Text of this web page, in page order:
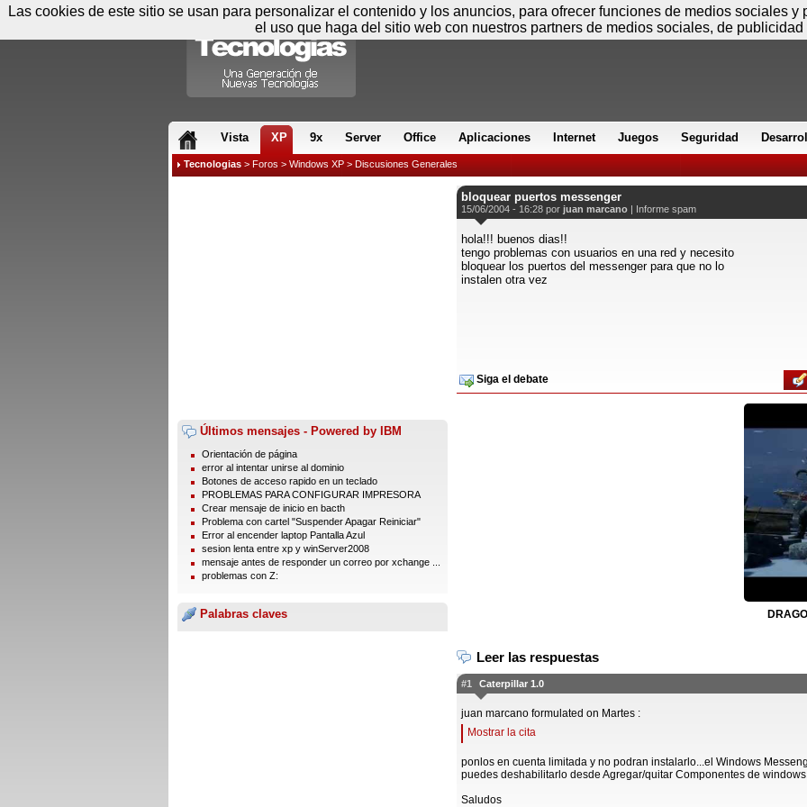
Vista XP 9x Server Office Aplicaciones Internet Juegos Seguridad
Tecnologias > Foros > Windows XP > Discusiones Generales
Últimos mensajes - Powered by IBM
Orientación de página
error al intentar unirse al dominio
Botones de acceso rapido en un teclado
PROBLEMAS PARA CONFIGURAR IMPRESORA
Crear mensaje de inicio en bacth
Problema con cartel "Suspender Apagar Reiniciar"
Error al encender laptop Pantalla Azul
sesion lenta entre xp y winServer2008
mensaje antes de responder un correo por xchange ...
problemas con Z:
Palabras claves
bloquear puertos messenger
15/06/2004 - 16:28 por juan marcano | Informe spam
hola!!! buenos dias!!
tengo problemas con usuarios en una red y necesito
bloquear los puertos del messenger para que no lo
instalen otra vez
Siga el debate
Leer las respuestas
#1 Caterpillar 1.0
juan marcano formulated on Martes :
Mostrar la cita
ponlos en cuenta limitada y no podran instalarlo...el Windows
puedes deshabilitarlo desde Agregar/quitar Componentes de
Saludos
Las cookies de este sitio se usan para personalizar el contenido y los anuncios, para ofrecer funciones de medios sociales
el uso que haga del sitio web con nuestros partners de medios sociales, de